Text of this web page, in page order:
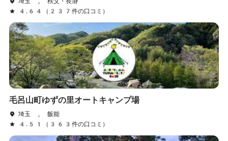
4.64（237件の口コミ）
毛呂山町ゆずの里オートキャンプ場
埼玉 , 飯能
4.51（363件の口コミ）